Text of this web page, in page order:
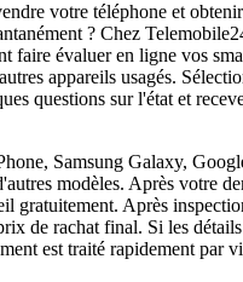
votre téléphone et
? Chez
faire évaluer en ligne vos
appareils usagés.
questions sur l'état et
Samsung Galaxy,
modèles. Après votre
gratuitement. Après
de rachat final. Si les
est traité rapidement par